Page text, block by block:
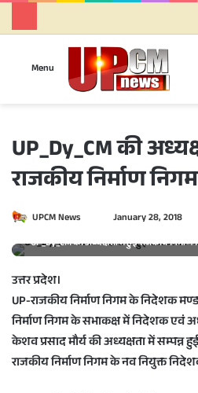
Menu
UP_Dy_CM की
राजकीय निर्माण
UPCM News
n
a
n
e
a
January 28, 2018
UP_Dy_CM की अध्यक्षता में हुई राजकीय
उत्तर प्रदेश।
UP-राजकीय निर्माण निगम के निदेशक
निर्माण निगम के सभाकक्ष में निदेशक एवं
केशव प्रसाद मौर्य की अध्यक्षता में
राजकीय निर्माण निगम के नव नियुक्त